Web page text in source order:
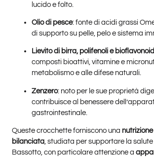
lucido e folto.
Olio di pesce: fonte di acidi grassi
di supporto su pelle, pelo e sistema
Lievito di birra, polifenoli e
composti bioattivi, vitamine e
metabolismo e alle difese naturali.
Zenzero: noto per le sue proprietà
contribuisce al benessere
gastrointestinale.
Queste crocchette forniscono una
bilanciata, studiata per supportare la salute
Bassotto, con particolare attenzione a